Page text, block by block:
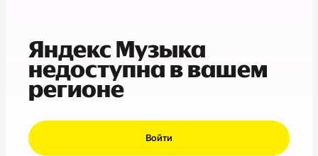
Яндекс Музыка
недоступна в вашем
регионе
Войти